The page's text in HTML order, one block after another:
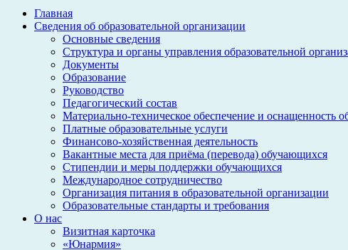
Главная
Сведения об образовательной организации
Основные сведения
Структура и органы управления образовательной
Документы
Образование
Руководство
Педагогический состав
Материально-техническое обеспечение и оснащенность
Платные образовательные услуги
Финансово-хозяйственная деятельность
Вакантные места для приёма (перевода) обучающихся
Стипендии и меры поддержки обучающихся
Международное сотрудничество
Организация питания в образовательной организации
Образовательные стандарты и требования
О нас
Визитная карточка
«Юнармия»